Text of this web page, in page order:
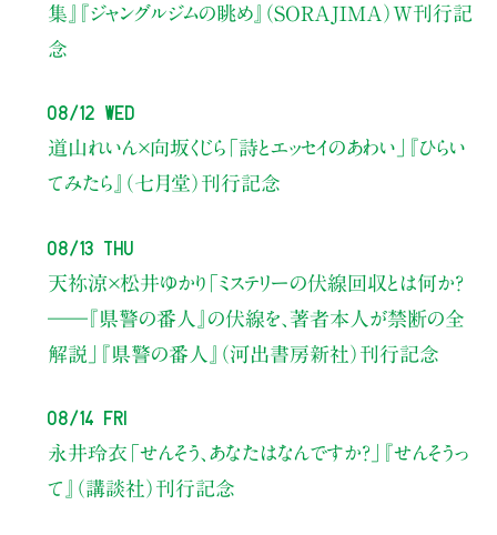
集』『ジャングルジムの眺め』（SORAJIMA）W刊行記
念
08/12 Wed
道山れいん×向坂くじら 「詩とエッセイのあわい」
『ひらい
てみたら』（七月堂）刊行記念
08/13 Thu
天祢涼×松井ゆかり 「ミステリーの伏線回収とは何か？
――『県警の番人』の伏線を、著者本人が禁断の全
解説」
『県警の番人』（河出書房新社）刊行記念
08/14 Fri
永井玲衣 「せんそう、あなたはなんですか？」
『せんそうっ
て』（講談社）刊行記念